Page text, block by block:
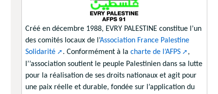
Créé en décembre 1988, EVRY PALESTINE constitue l’un
des comités locaux de l’Association France Palestine
Solidarité
. Conformément à la charte de l’AFPS
,
l’’association soutient le peuple Palestinien dans sa lutte
pour la réalisation de ses droits nationaux et agit pour
une paix réelle et durable, fondée sur l’application du